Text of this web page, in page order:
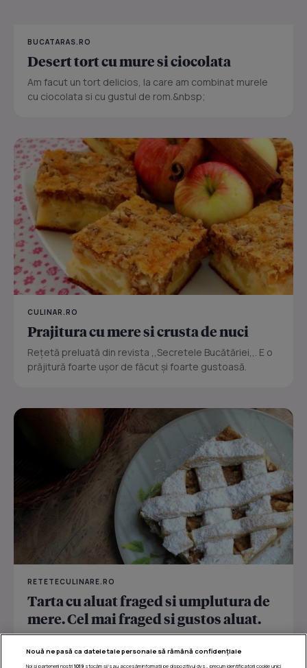
BUCATARAS.RO
Desert tort cu mure si ciocolata
Am facut un tort delicios, la care am combinat murele
cu ciocolata si cu gustul de rom.&nbsp;
CULINAR.RO
Prajitura cu mere si crusta de nuci
Reţetă preluată din revista ,,Secretele Bucătăriei,,. E o
prăjitură foarte uşor de făcut şi foarte gustoasă.
RETETECULINARE.RO
Tarta cu aluat fraged si umplutura de
mere. Cel mai fraged si gustos aluat.
dulce de mere.
Nouă ne pasă ca datele tale personale să rămână confidențiale
Noi și partenerii noștri 1019stocăm și/sau accesăm informații pe dispozitivul dvs., precum identificatorii cookie unici